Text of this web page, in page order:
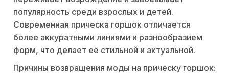
популярность среди взрослых и детей.
Современная прическа горшок отличается
более аккуратными линиями и разнообразием
форм, что делает её стильной и актуальной.
Причины возвращения моды на прическу горшок: